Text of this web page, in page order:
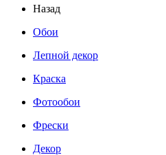
Назад
Обои
Лепной декор
Краска
Фотообои
Фрески
Декор